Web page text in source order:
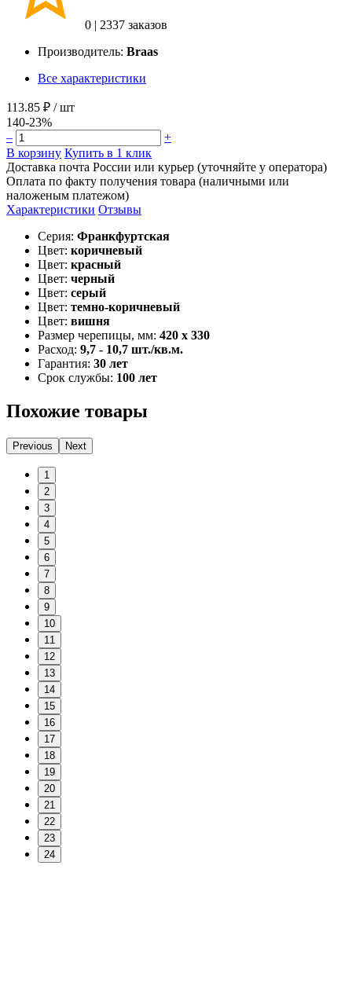
0 | 2337 заказов
Производитель: Braas
Все характеристики
113.85 ₽ / шт
140-23%
–
+
В корзину Купить в 1 клик
Доставка почта России или курьер (уточняйте у оператора)
Оплата по факту получения товара (наличными или
наложеным платежом)
Характеристики Отзывы
Серия: Франкфуртская
Цвет: коричневый
Цвет: красный
Цвет: черный
Цвет: серый
Цвет: темно-коричневый
Цвет: вишня
Размер черепицы, мм: 420 x 330
Расход: 9,7 - 10,7 шт./кв.м.
Гарантия: 30 лет
Срок службы: 100 лет
Похожие товары
Previous Next
1
2
3
4
5
6
7
8
9
10
11
12
13
14
15
16
17
18
19
20
21
22
23
24